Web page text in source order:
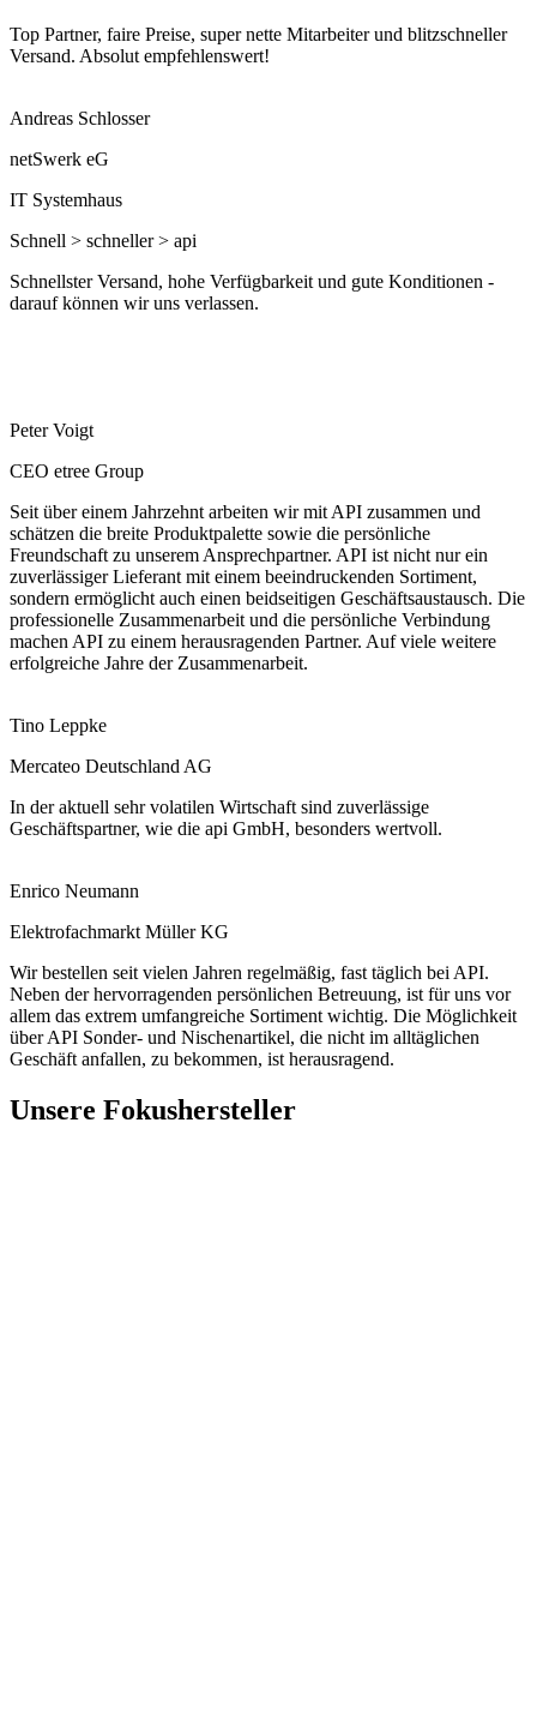
Top Partner, faire Preise, super nette Mitarbeiter und blitzschneller
Versand. Absolut empfehlenswert!
Andreas Schlosser
netSwerk eG
IT Systemhaus
Schnell > schneller > api
Schnellster Versand, hohe Verfügbarkeit und gute Konditionen -
darauf können wir uns verlassen.
Peter Voigt
CEO etree Group
Seit über einem Jahrzehnt arbeiten wir mit API zusammen und
schätzen die breite Produktpalette sowie die persönliche
Freundschaft zu unserem Ansprechpartner. API ist nicht nur ein
zuverlässiger Lieferant mit einem beeindruckenden Sortiment,
sondern ermöglicht auch einen beidseitigen Geschäftsaustausch. Die
professionelle Zusammenarbeit und die persönliche Verbindung
machen API zu einem herausragenden Partner. Auf viele weitere
erfolgreiche Jahre der Zusammenarbeit.
Tino Leppke
Mercateo Deutschland AG
In der aktuell sehr volatilen Wirtschaft sind zuverlässige
Geschäftspartner, wie die api GmbH, besonders wertvoll.
Enrico Neumann
Elektrofachmarkt Müller KG
Wir bestellen seit vielen Jahren regelmäßig, fast täglich bei API.
Neben der hervorragenden persönlichen Betreuung, ist für uns vor
allem das extrem umfangreiche Sortiment wichtig. Die Möglichkeit
über API Sonder- und Nischenartikel, die nicht im alltäglichen
Geschäft anfallen, zu bekommen, ist herausragend.
Unsere Fokushersteller